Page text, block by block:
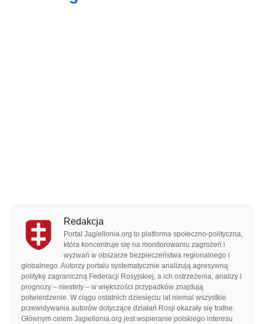
Redakcja
Portal Jagiellonia.org to platforma społeczno-polityczna,
która koncentruje się na monitorowaniu zagrożeń i
wyzwań w obszarze bezpieczeństwa regionalnego i
globalnego. Autorzy portalu systematycznie analizują agresywną
politykę zagraniczną Federacji Rosyjskiej, a ich ostrzeżenia, analizy i
prognozy – niestety – w większości przypadków znajdują
potwierdzenie. W ciągu ostatnich dziesięciu lat niemal wszystkie
przewidywania autorów dotyczące działań Rosji okazały się trafne.
Głównym celem Jagiellonia.org jest wspieranie polskiego interesu